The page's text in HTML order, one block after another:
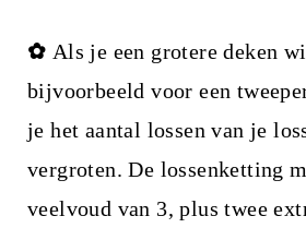
✿ Als je een grotere deken
bijvoorbeeld voor een
je het aantal lossen van je
vergroten. De lossenketting
veelvoud van 3, plus twee